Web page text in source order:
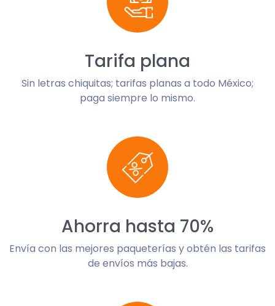
Tarifa plana
Sin letras chiquitas; tarifas planas a todo México;
paga siempre lo mismo.
Ahorra hasta 70%
Envía con las mejores paqueterías y obtén las tarifas
de envíos más bajas.